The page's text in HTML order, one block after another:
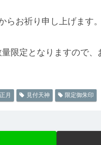
お祈り申し上げます。
限定となりますので、
正月 見付天神 限定御朱印